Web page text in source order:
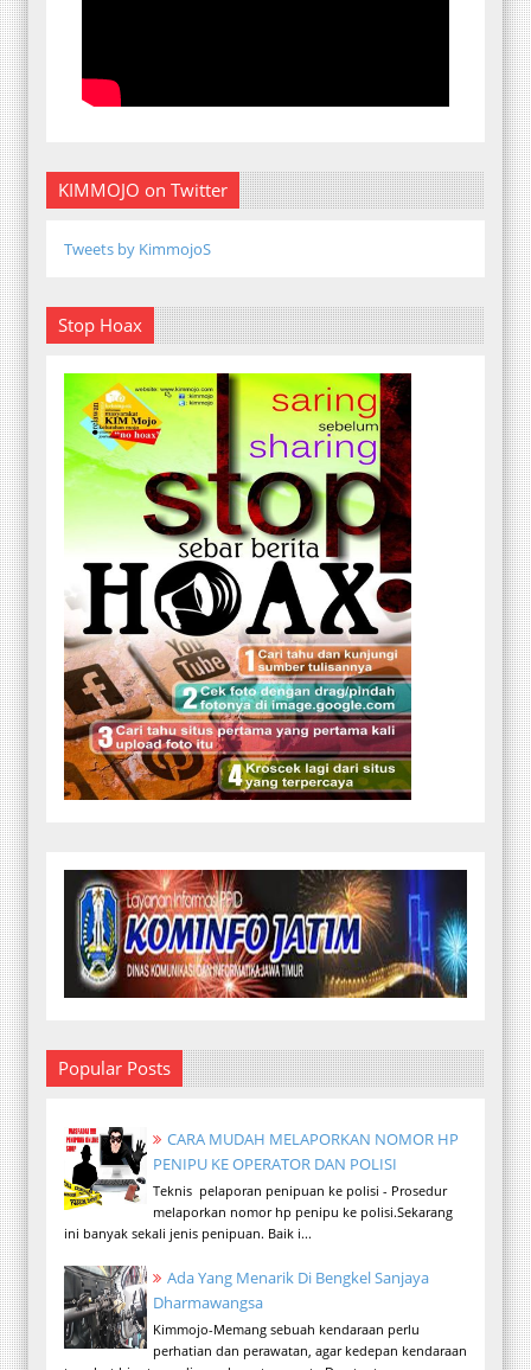
KIMMOJO on Twitter
Tweets by KimmojoS
Stop Hoax
Popular Posts
CARA MUDAH MELAPORKAN NOMOR HP
PENIPU KE OPERATOR DAN POLISI
Teknis pelaporan penipuan ke polisi - Prosedur
melaporkan nomor hp penipu ke polisi.Sekarang
ini banyak sekali jenis penipuan. Baik i...
Ada Yang Menarik Di Bengkel Sanjaya
Dharmawangsa
Kimmojo-Memang sebuah kendaraan perlu
perhatian dan perawatan, agar kedepan kendaraan